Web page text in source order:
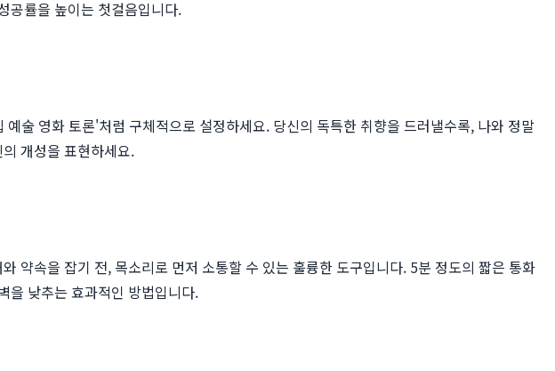
공률을 높이는 첫걸음입니다.
술 영화 토론'처럼 구체적으로 설정하세요. 당신의 독특한 취향을 드러낼수록, 나와 정말
개성을 표현하세요.
약속을 잡기 전, 목소리로 먼저 소통할 수 있는 훌륭한 도구입니다. 5분 정도의 짧은 통화
을 낮추는 효과적인 방법입니다.